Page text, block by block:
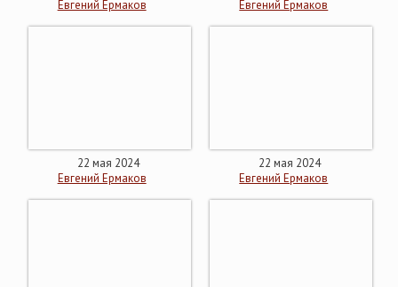
Евгений Ермаков Евгений Ермаков
22 мая 2024
Евгений Ермаков
22 мая 2024
Евгений Ермаков